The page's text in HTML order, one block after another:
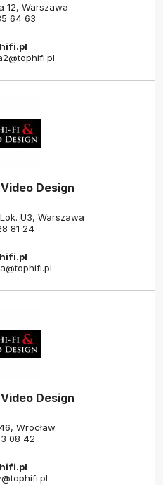
12, Warszawa
64 63
Design
U3, Warszawa
81 24
Design
Wrocław
08 42